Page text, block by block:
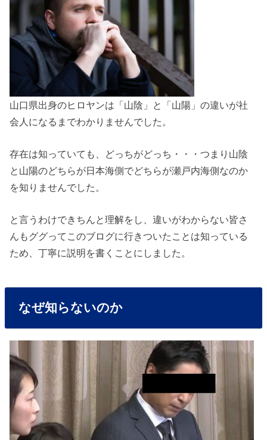
山口県出身のヒロヤンは「山陰」と「山陽」の違いが社
会人になるまでわかりませんでした。
存在は知っていても、どっちがどっち・・・つまり山陰
と山陽のどちらが日本海側でどちらが瀬戸内海側なのか
を知りませんでした。
と言うわけできちんと理解をし、違いがわからない皆さ
んもググってこのブログに行きついたことは知っている
ため、丁寧に説明を書くことにしました。
なぜ知らないのか